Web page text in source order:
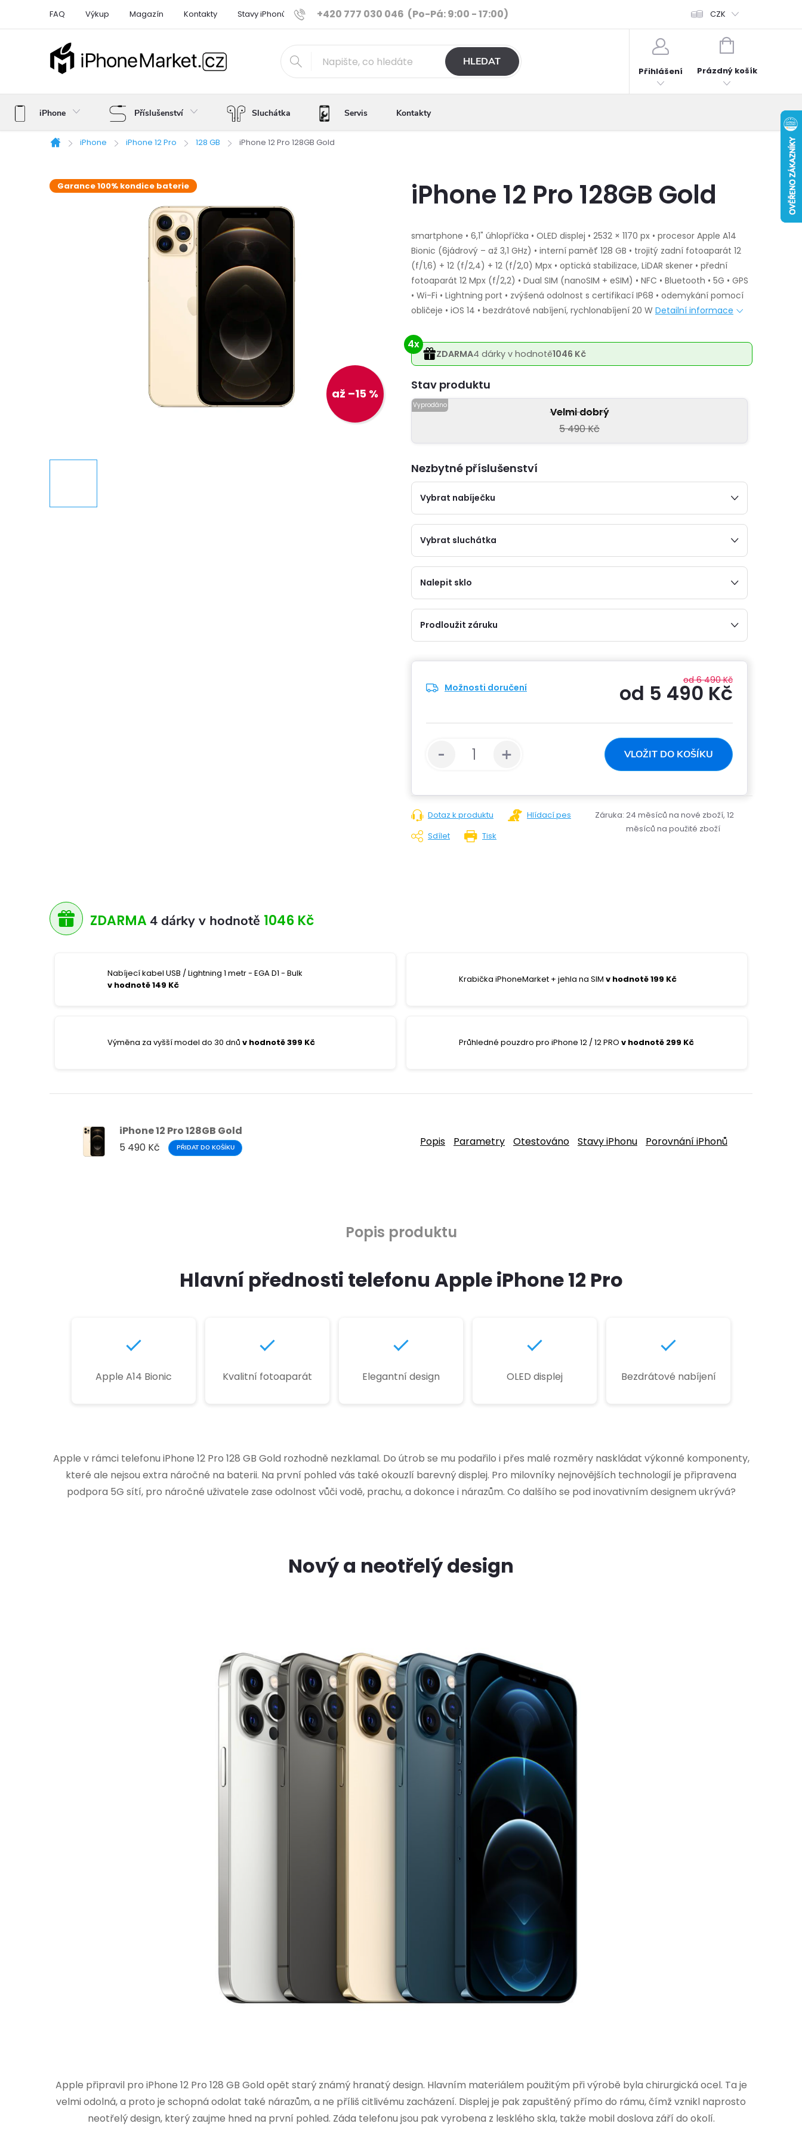
+420 777 030 046 (Po-Pá: 9:00 - 17:00)
FAQ Výkup Magazín Kontakty Stavy iPhonů Ověřené iPhony Výhody e-shopu Porovnání telefonů Hodnocení obchodu
CZK
HLEDAT
Přihlášení
NÁKUPNÍ
Prázdný košík
iPhone Příslušenství Sluchátka Servis Kontakty
Domů
iPhone iPhone 12 Pro 128 GB iPhone 12 Pro 128GB Gold
Garance 100% kondice baterie
až –15 %
iPhone 12 Pro 128GB Gold
smartphone • 6,1" úhlopříčka • OLED displej • 2532 × 1170 px • procesor Apple A14
Bionic (6jádrový – až 3,1 GHz) • interní paměť 128 GB • trojitý zadní fotoaparát 12
(f/1,6) + 12 (f/2,4) + 12 (f/2,0) Mpx • optická stabilizace, LiDAR skener • přední
fotoaparát 12 Mpx (f/2,2) • Dual SIM (nanoSIM + eSIM) • NFC • Bluetooth • 5G • GPS
• Wi-Fi • Lightning port • zvýšená odolnost s certifikací IP68 • odemykání pomocí
obličeje • iOS 14 • bezdrátové nabíjení, rychlonabíjení 20 W Detailní informace
4x
ZDARMA4 dárky v hodnotě1046 Kč
Velmi dobrý
5 490 Kč
Nezbytné příslušenství
Vybrat nabíječku
Vybrat sluchátka
Nalepit sklo
Prodloužit záruku
Možnosti doručení
od 6 490 Kč
od 5 490 Kč
cena:
VLOŽIT DO KOŠÍKU
Tisk
Dotaz k produktu
Hlídací pes
Sdílet
Záruka: 24 měsíců na nové zboží, 12
měsíců na použité zboží
ZDARMA 4 dárky v hodnotě 1046 Kč
Nabíjecí kabel USB / Lightning 1 metr - EGA D1 - Bulk
v hodnotě 149 Kč
Krabička iPhoneMarket + jehla na SIM v hodnotě 199 Kč
Výměna za vyšší model do 30 dnů v hodnotě 399 Kč Průhledné pouzdro pro iPhone 12 / 12 PRO v hodnotě 299 Kč
iPhone 12 Pro 128GB Gold
5 490 Kč
PŘIDAT DO KOŠÍKU Popis Parametry Otestováno Stavy iPhonu Porovnání iPhonů
Popis produktu
Hlavní přednosti telefonu Apple iPhone 12 Pro
Apple A14 Bionic Kvalitní fotoaparát Elegantní design OLED displej Bezdrátové nabíjení
Apple v rámci telefonu iPhone 12 Pro 128 GB Gold rozhodně nezklamal. Do útrob se mu podařilo i přes malé rozměry naskládat výkonné komponenty,
které ale nejsou extra náročné na baterii. Na první pohled vás také okouzlí barevný displej. Pro milovníky nejnovějších technologií je připravena
podpora 5G sítí, pro náročné uživatele zase odolnost vůči vodě, prachu, a dokonce i nárazům. Co dalšího se pod inovativním designem ukrývá?
Nový a neotřelý design
Apple připravil pro iPhone 12 Pro 128 GB Gold opět starý známý hranatý design. Hlavním materiálem použitým při výrobě byla chirurgická ocel. Ta je
velmi odolná, a proto je schopná odolat také nárazům, a ne příliš citlivému zacházení. Displej je pak zapuštěný přímo do rámu, čímž vznikl naprosto
neotřelý design, který zaujme hned na první pohled. Záda telefonu jsou pak vyrobena z lesklého skla, takže mobil doslova září do okolí.